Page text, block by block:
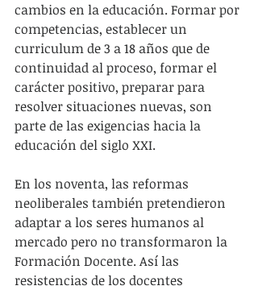
cambios en la educación. Formar por
competencias, establecer un
curriculum de 3 a 18 años que de
continuidad al proceso, formar el
carácter positivo, preparar para
resolver situaciones nuevas, son
parte de las exigencias hacia la
educación del siglo XXI.
En los noventa, las reformas
neoliberales también pretendieron
adaptar a los seres humanos al
mercado pero no transformaron la
Formación Docente. Así las
resistencias de los docentes